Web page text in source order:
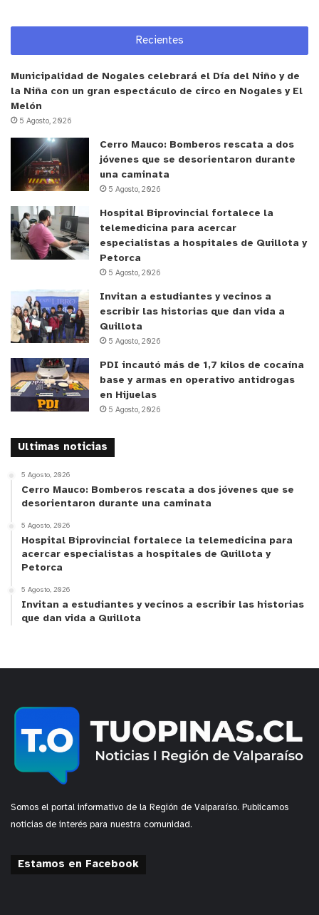
y tú, ¿qué opinas?
Recientes
Municipalidad de Nogales celebrará el Día del Niño y de
la Niña con un gran espectáculo de circo en Nogales y El
Melón
5 Agosto, 2026
Cerro Mauco: Bomberos rescata a dos
jóvenes que se desorientaron durante
una caminata
5 Agosto, 2026
Hospital Biprovincial fortalece la
telemedicina para acercar
especialistas a hospitales de Quillota y
Petorca
5 Agosto, 2026
Invitan a estudiantes y vecinos a
escribir las historias que dan vida a
Quillota
5 Agosto, 2026
PDI incautó más de 1,7 kilos de cocaína
base y armas en operativo antidrogas
en Hijuelas
5 Agosto, 2026
Ultimas noticias
5 Agosto, 2026
Cerro Mauco: Bomberos rescata a dos jóvenes que se
desorientaron durante una caminata
5 Agosto, 2026
Hospital Biprovincial fortalece la telemedicina para
acercar especialistas a hospitales de Quillota y
Petorca
5 Agosto, 2026
Invitan a estudiantes y vecinos a escribir las historias
que dan vida a Quillota
Somos el portal informativo de la Región de Valparaíso. Publicamos
noticias de interés para nuestra comunidad.
Estamos en Facebook